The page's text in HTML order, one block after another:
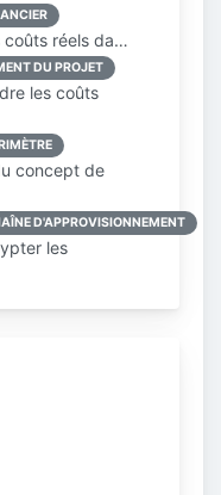
coûts réels da…
DU PROJET
les coûts
concept de
D'APPROVISIONNEMENT
les